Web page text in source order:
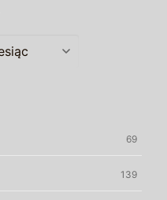
69
139